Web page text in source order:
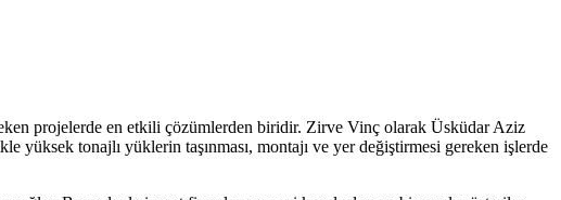
projelerde en etkili çözümlerden biridir. Zirve Vinç olarak Üsküdar Aziz
tonajlı yüklerin taşınması, montajı ve yer değiştirmesi gereken işlerde